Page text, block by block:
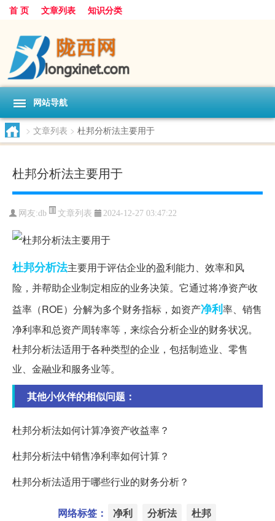
首 页 文章列表 知识分类
网站导航
> 文章列表 > 杜邦分析法主要用于
杜邦分析法主要用于
网友:db 文章列表 2024-12-27 03:47:22
杜邦分析法主要用于评估企业的盈利能力、效率和风
险，并帮助企业制定相应的业务决策。它通过将净资产收
益率（ROE）分解为多个财务指标，如资产净利率、销售
净利率和总资产周转率等，来综合分析企业的财务状况。
杜邦分析法适用于各种类型的企业，包括制造业、零售
业、金融业和服务业等。
其他小伙伴的相似问题：
杜邦分析法如何计算净资产收益率？
杜邦分析法中销售净利率如何计算？
杜邦分析法适用于哪些行业的财务分析？
网络标签： 净利 分析法 杜邦